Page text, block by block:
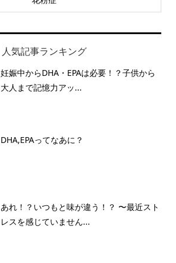
人気記事ランキング
妊娠中からDHA・EPAは必要！？子供から
大人まで記憶力アッ...
DHA,EPAってなあに？
あれ！？いつもと味が違う！？ 〜最近スト
レスを感じていません...